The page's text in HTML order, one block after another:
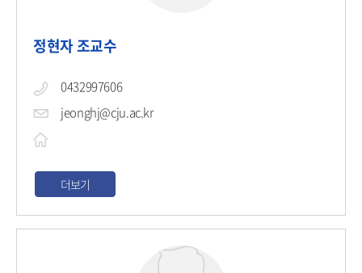
정현자 조교수
0432997606
jeonghj@cju.ac.kr
더보기